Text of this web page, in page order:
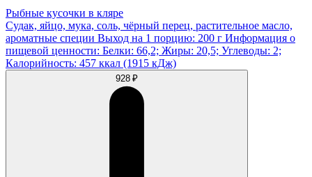
Рыбные кусочки в кляре
Судак, яйцо, мука, соль, чёрный перец, растительное масло,
ароматные специи Выход на 1 порцию: 200 г Информация о
пищевой ценности: Белки: 66,2; Жиры: 20,5; Углеводы: 2;
Калорийность: 457 ккал (1915 кДж)
928 ₽